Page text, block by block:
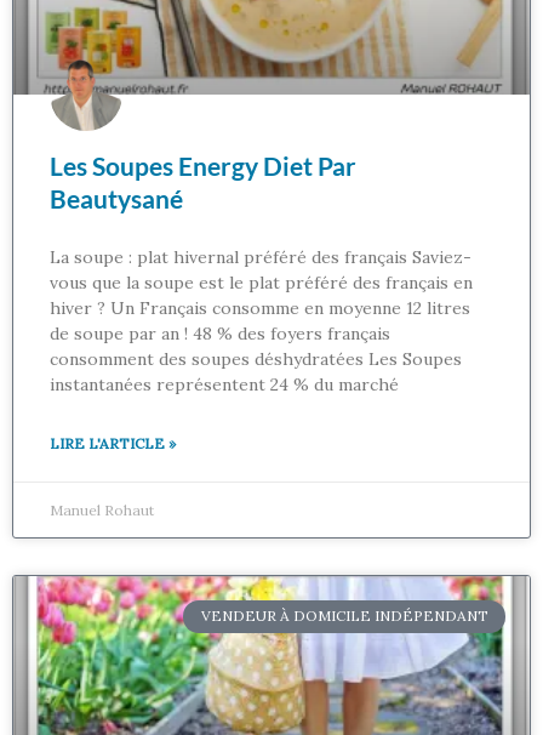
Les Soupes Energy Diet Par
Beautysané
La soupe : plat hivernal préféré des français Saviez-
vous que la soupe est le plat préféré des français en
hiver ? Un Français consomme en moyenne 12 litres
de soupe par an ! 48 % des foyers français
consomment des soupes déshydratées Les Soupes
instantanées représentent 24 % du marché
LIRE L'ARTICLE »
Manuel Rohaut
VENDEUR À DOMICILE INDÉPENDANT